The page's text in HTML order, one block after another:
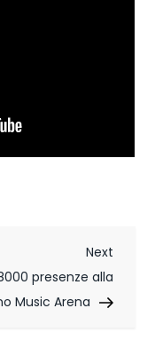
Next
Post
Next
presenze alla
Music Arena